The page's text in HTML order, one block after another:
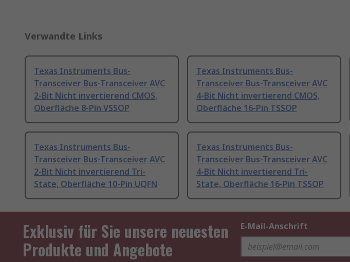
Verwandte Links
Texas Instruments Bus-
Transceiver Bus-Transceiver AVC
2-Bit Nicht invertierend CMOS,
Oberfläche 8-Pin VSSOP
Texas Instruments Bus-
Transceiver Bus-Transceiver AVC
4-Bit Nicht invertierend CMOS,
Oberfläche 16-Pin TSSOP
Texas Instruments Bus-
Transceiver Bus-Transceiver AVC
2-Bit Nicht invertierend Tri-
State, Oberfläche 10-Pin UQFN
Texas Instruments Bus-
Transceiver Bus-Transceiver AVC
4-Bit Nicht invertierend Tri-
State, Oberfläche 16-Pin TSSOP
Exklusiv für Sie unsere neuesten
Produkte und Angebote
E-Mail-Anschrift